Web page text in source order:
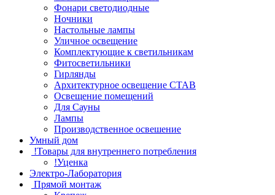
Фонари светодиодные
Ночники
Настольные лампы
Уличное освещение
Комплектующие к светильникам
Фитосветильники
Гирлянды
Архитектурное освещение СТАВ
Освещение помещений
Для Сауны
Лампы
Производственное освешение
Умный дом
!Товары для внутреннего потребления
!Уценка
Электро-Лаборатория
Прямой монтаж